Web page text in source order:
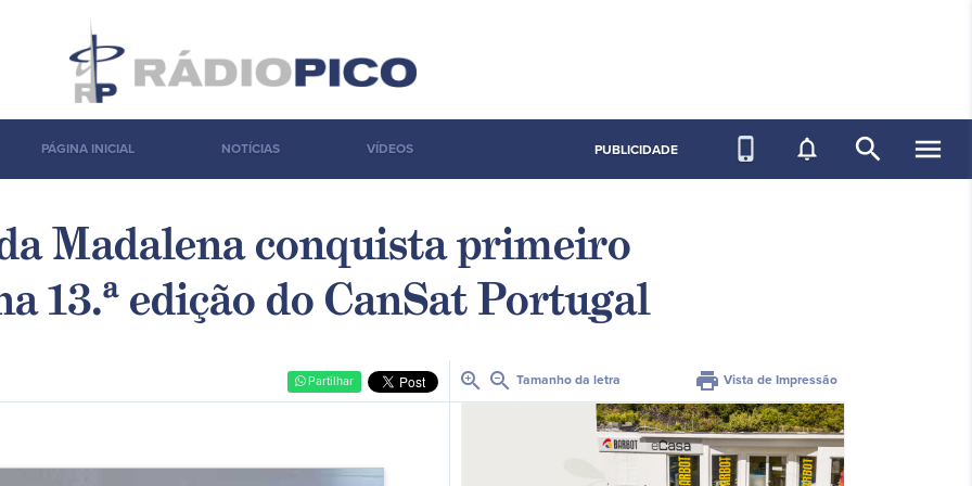
PÁGINA INICIAL NOTÍCIAS VÍDEOS PUBLICIDADE phone_iphone notifications_none search menu
Madalena conquista primeiro
13.ª edição do CanSat Portugal
Partilhar zoom_in zoom_out Tamanho da letra print Vista de Impressão